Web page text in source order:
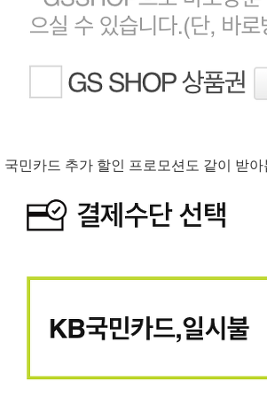
국민카드 추가 할인 프로모션도 같이 받아